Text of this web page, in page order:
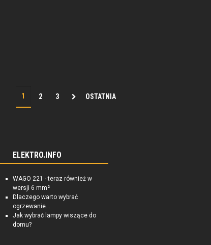
2 3 OSTATNIA
ELEKTRO.INFO
WAGO 221 - teraz również w
wersji 6 mm²
Dlaczego warto wybrać
ogrzewanie...
Jak wybrać lampy wiszące do
domu?